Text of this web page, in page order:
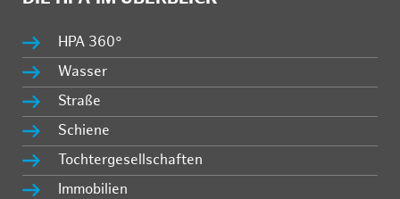
HPA 360°
Wasser
Straße
Schiene
Tochtergesellschaften
Immobilien